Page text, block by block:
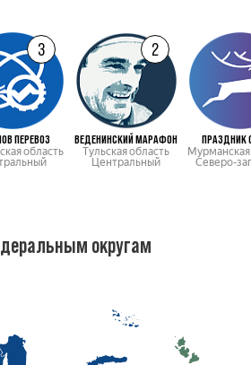
3
ПЕРЕВОЗ
область
2
ВЕДЕНИНСКИЙ МАРАФОН
Тульская область
Центральный
ПРАЗДНИК
Мурманская
Северо-
округам